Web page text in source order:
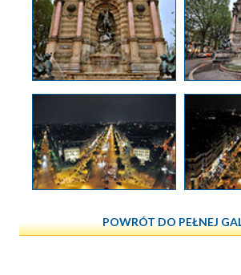
POWRÓT DO PEŁNEJ